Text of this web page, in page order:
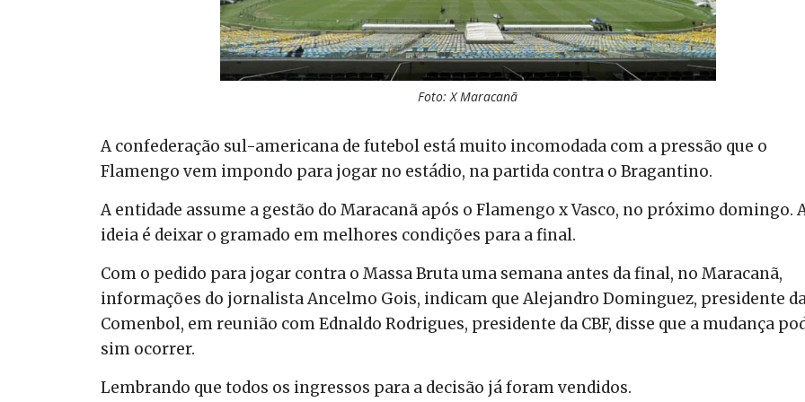
Foto: X Maracanã
A confederação sul-americana de futebol está muito incomodada com a pressão que o
Flamengo vem impondo para jogar no estádio, na partida contra o Bragantino.
A entidade assume a gestão do Maracanã após o Flamengo x Vasco, no próximo domingo.
ideia é deixar o gramado em melhores condições para a final.
Com o pedido para jogar contra o Massa Bruta uma semana antes da final, no Maracanã,
informações do jornalista Ancelmo Gois, indicam que Alejandro Dominguez, presidente
Comenbol, em reunião com Ednaldo Rodrigues, presidente da CBF, disse que a mudança
sim ocorrer.
Lembrando que todos os ingressos para a decisão já foram vendidos.